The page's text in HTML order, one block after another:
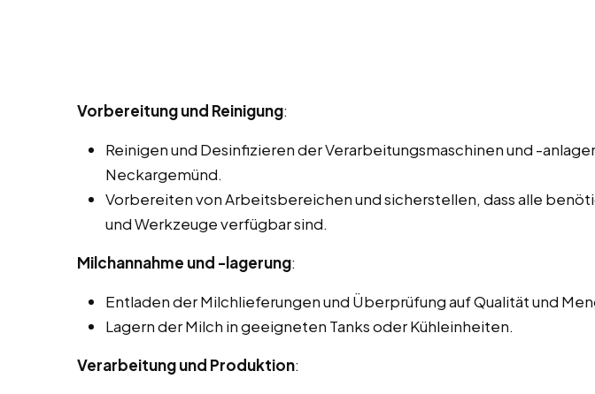
Vorbereitung und Reinigung:
Reinigen und Desinfizieren der Verarbeitungsmaschinen und -
Neckargemünd.
Vorbereiten von Arbeitsbereichen und sicherstellen, dass alle
und Werkzeuge verfügbar sind.
Milchannahme und -lagerung:
Entladen der Milchlieferungen und Überprüfung auf Qualität und
Lagern der Milch in geeigneten Tanks oder Kühleinheiten.
Verarbeitung und Produktion: